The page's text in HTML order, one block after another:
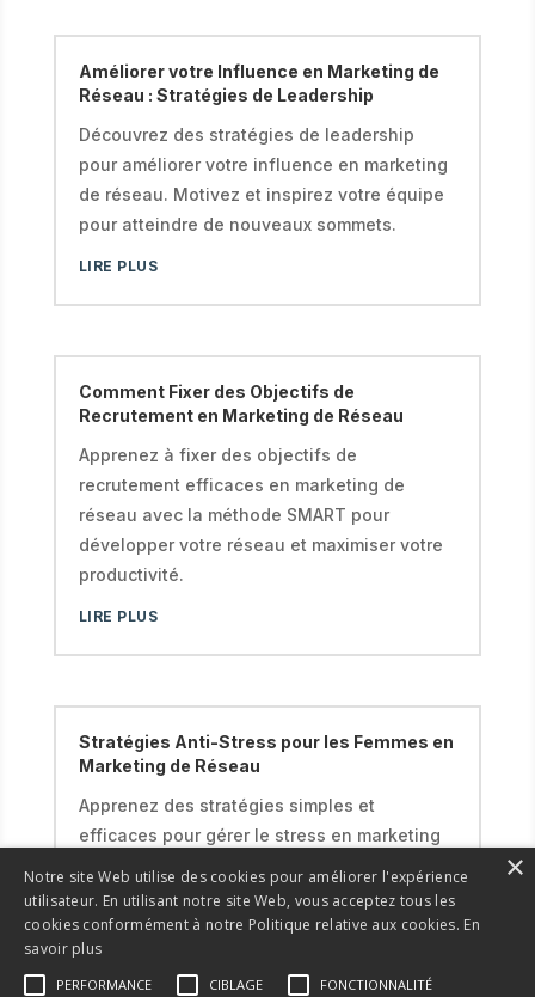
Améliorer votre Influence en Marketing de
Réseau : Stratégies de Leadership
Découvrez des stratégies de leadership
pour améliorer votre influence en marketing
de réseau. Motivez et inspirez votre équipe
pour atteindre de nouveaux sommets.
LIRE PLUS
Comment Fixer des Objectifs de
Recrutement en Marketing de Réseau
Apprenez à fixer des objectifs de
recrutement efficaces en marketing de
réseau avec la méthode SMART pour
développer votre réseau et maximiser votre
productivité.
LIRE PLUS
Stratégies Anti-Stress pour les Femmes en
Marketing de Réseau
Apprenez des stratégies simples et
efficaces pour gérer le stress en marketing
motivée dans votre parcours
entrepreneurial.
×
Notre site Web utilise des cookies pour améliorer l'expérience
utilisateur. En utilisant notre site Web, vous acceptez tous les
cookies conformément à notre Politique relative aux cookies. En
savoir plus
PERFORMANCE CIBLAGE FONCTIONNALITÉ